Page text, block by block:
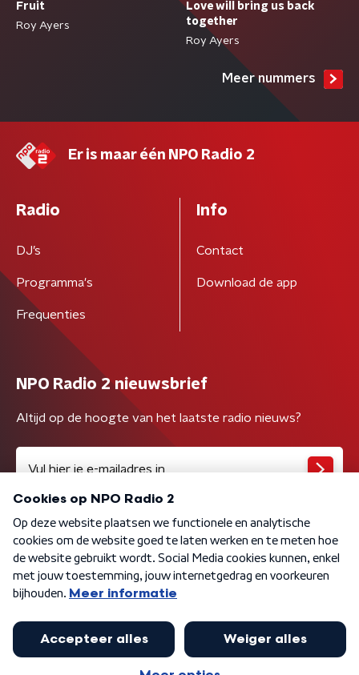
Fruit
Roy Ayers
Love will bring us back
together
Roy Ayers
Meer nummers
Er is maar één NPO Radio 2
Radio
DJ’s
Programma's
Frequenties
Info
Contact
Download de app
NPO Radio 2 nieuwsbrief
Altijd op de hoogte van het laatste radio nieuws?
Algemene voorwaarden